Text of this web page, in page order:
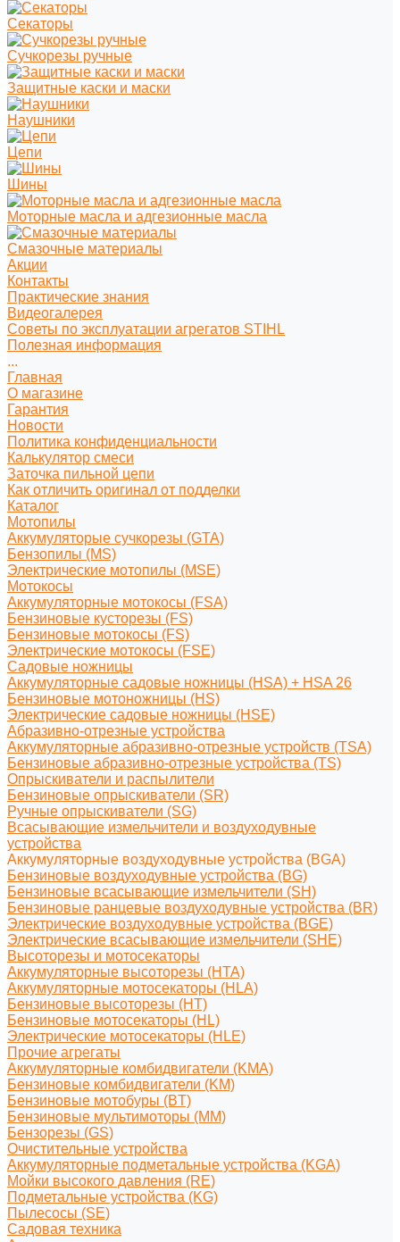
Секаторы
Сучкорезы ручные
Защитные каски и маски
Наушники
Цепи
Шины
Моторные масла и адгезионные масла
Смазочные материалы
Акции
Контакты
Практические знания
Видеогалерея
Советы по эксплуатации агрегатов STIHL
Полезная информация
...
Главная
О магазине
Гарантия
Новости
Политика конфиденциальности
Калькулятор смеси
Заточка пильной цепи
Как отличить оригинал от подделки
Каталог
Мотопилы
Аккумуляторые сучкорезы (GTA)
Бензопилы (MS)
Электрические мотопилы (MSE)
Мотокосы
Аккумуляторные мотокосы (FSA)
Бензиновые кусторезы (FS)
Бензиновые мотокосы (FS)
Электрические мотокосы (FSE)
Садовые ножницы
Аккумуляторные садовые ножницы (HSA) + HSA 26
Бензиновые мотоножницы (HS)
Электрические садовые ножницы (HSE)
Абразивно-отрезные устройства
Аккумуляторные абразивно-отрезные устройств (TSA)
Бензиновые абразивно-отрезные устройства (TS)
Опрыскиватели и распылители
Бензиновые опрыскиватели (SR)
Ручные опрыскиватели (SG)
Всасывающие измельчители и воздуходувные
устройства
Аккумуляторные воздуходувные устройства (BGA)
Бензиновые воздуходувные устройства (BG)
Бензиновые всасывающие измельчители (SH)
Бензиновые ранцевые воздуходувные устройства (BR)
Электрические воздуходувные устройства (BGE)
Электрические всасывающие измельчители (SHE)
Высоторезы и мотосекаторы
Аккумуляторные высоторезы (HTA)
Аккумуляторные мотосекаторы (HLA)
Бензиновые высоторезы (HT)
Бензиновые мотосекаторы (HL)
Электрические мотосекаторы (HLE)
Прочие агрегаты
Аккумуляторные комбидвигатели (KMA)
Бензиновые комбидвигатели (KM)
Бензиновые мотобуры (BT)
Бензиновые мультимоторы (MM)
Бензорезы (GS)
Очистительные устройства
Аккумуляторные подметальные устройства (KGA)
Мойки высокого давления (RE)
Подметальные устройства (KG)
Пылесосы (SE)
Садовая техника